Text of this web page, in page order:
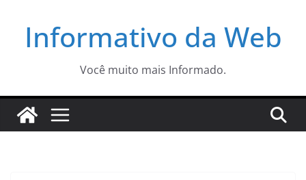
Informativo da Web
Você muito mais Informado.